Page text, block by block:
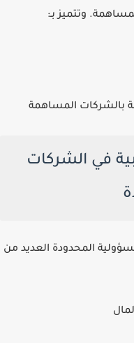
وتتميز بـ:
بالشركات المساهمة
في الشركات
المحدودة العديد من